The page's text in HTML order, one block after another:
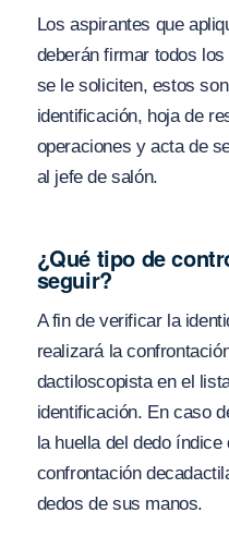
Los aspirantes que
deberán firmar todos
se le soliciten, estos
identificación, hoja de
operaciones y acta de
al jefe de salón.
¿Qué tipo de
seguir?
A fin de verificar la
realizará la
dactiloscopista en el
identificación. En caso
la huella del dedo
confrontación
dedos de sus manos.